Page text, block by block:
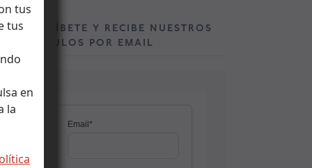
tus
tus
en
la
SUSCRÍBETE Y RECIBE NUESTROS
ARTÍCULOS POR EMAIL